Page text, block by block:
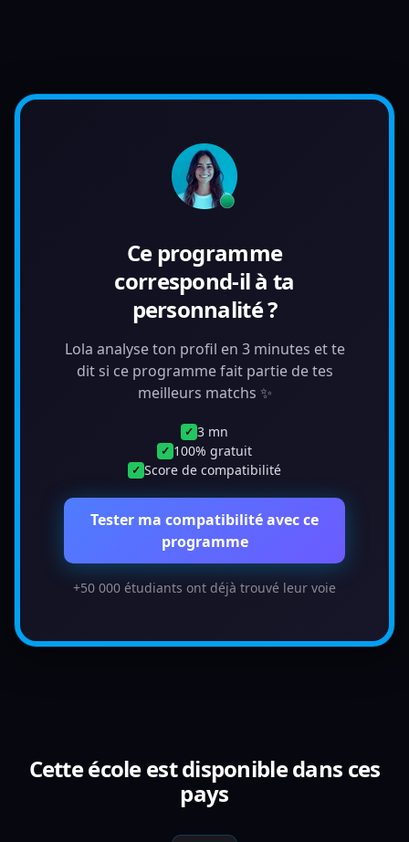
Ce programme
correspond-il à ta
personnalité ?
Lola analyse ton profil en 3 minutes et te
dit si ce programme fait partie de tes
meilleurs matchs ✨
✓ 3 mn
✓ 100% gratuit
✓ Score de compatibilité
Tester ma compatibilité avec ce
programme
+50 000 étudiants ont déjà trouvé leur voie
Cette école est disponible dans ces
pays